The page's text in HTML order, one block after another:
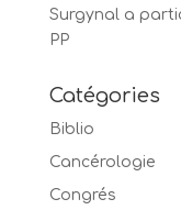
Surgynal a
PP
Catégories
Biblio
Cancérologie
Congrés